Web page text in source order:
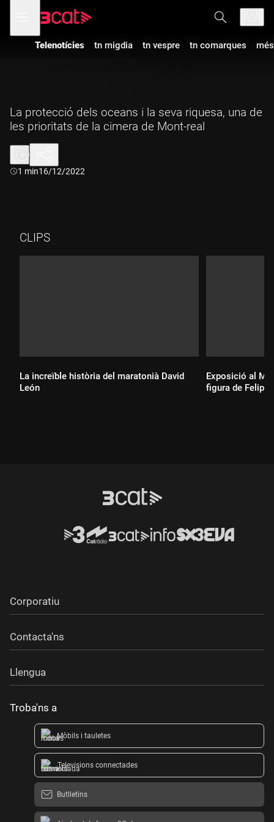
navegació
menú
de
Telenotícies tn migdia tn vespre tn comarques
La protecció dels oceans i la seva riquesa, una de
les prioritats de la cimera de Mont-real
Durada:
1 min16/12/2022
CLIPS
La increïble història del maratonià David
León
Exposició al
figura de Felip
Corporatiu
Contacta'ns
Llengua
Troba'ns a
Mòbils i tauletes
Televisions connectades
Butlletins